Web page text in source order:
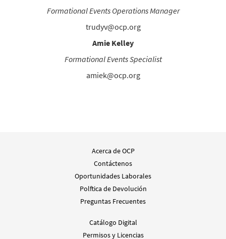
Formational Events Operations Manager
trudyv@ocp.org
Amie Kelley
Formational Events Specialist
amiek@ocp.org
Acerca de OCP
Contáctenos
Oportunidades Laborales
Polftica de Devolución
Preguntas Frecuentes
Catálogo Digital
Permisos y Licencias